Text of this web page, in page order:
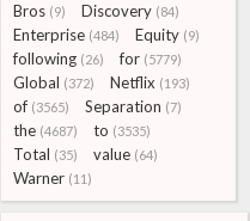
Bros (9) Discovery (84)
Enterprise (484) Equity (9)
following (26) for (5779)
Global (372) Netflix (193)
of (3565) Separation (7)
the (4687) to (3535)
Total (35) value (64)
Warner (11)